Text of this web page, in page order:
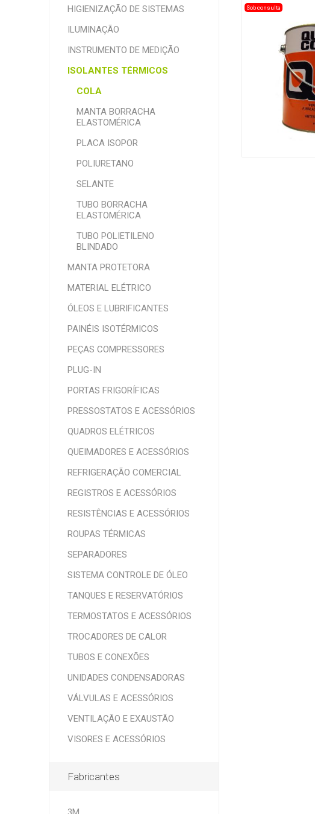
Sob consulta
HIGIENIZAÇÃO DE SISTEMAS
ILUMINAÇÃO
INSTRUMENTO DE MEDIÇÃO
ISOLANTES TÉRMICOS
COLA
MANTA BORRACHA
ELASTOMÉRICA
PLACA ISOPOR
POLIURETANO
SELANTE
TUBO BORRACHA
ELASTOMÉRICA
TUBO POLIETILENO
BLINDADO
MANTA PROTETORA
MATERIAL ELÉTRICO
ÓLEOS E LUBRIFICANTES
PAINÉIS ISOTÉRMICOS
PEÇAS COMPRESSORES
PLUG-IN
PORTAS FRIGORÍFICAS
PRESSOSTATOS E ACESSÓRIOS
QUADROS ELÉTRICOS
QUEIMADORES E ACESSÓRIOS
REFRIGERAÇÃO COMERCIAL
REGISTROS E ACESSÓRIOS
RESISTÊNCIAS E ACESSÓRIOS
ROUPAS TÉRMICAS
SEPARADORES
SISTEMA CONTROLE DE ÓLEO
TANQUES E RESERVATÓRIOS
TERMOSTATOS E ACESSÓRIOS
TROCADORES DE CALOR
TUBOS E CONEXÕES
UNIDADES CONDENSADORAS
VÁLVULAS E ACESSÓRIOS
VENTILAÇÃO E EXAUSTÃO
VISORES E ACESSÓRIOS
Fabricantes